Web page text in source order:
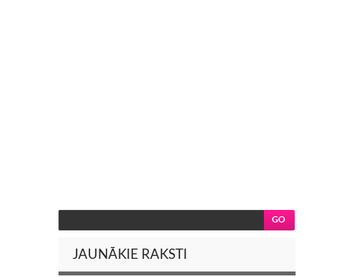
JAUNĀKIE RAKSTI